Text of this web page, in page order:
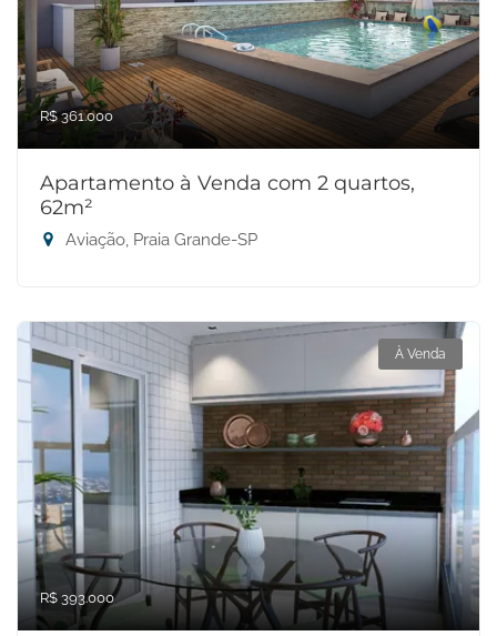
R$ 361.000
Apartamento à Venda com 2 quartos,
62m²
Aviação, Praia Grande-SP
À Venda
R$ 393.000